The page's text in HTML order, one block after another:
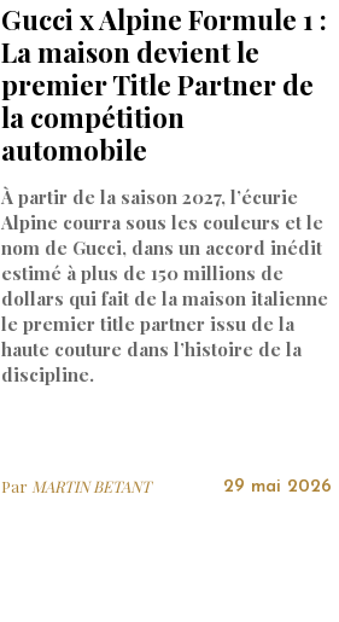
Gucci x Alpine Formule 1 :
La maison devient le
premier Title Partner de
la compétition
automobile
À partir de la saison 2027, l’écurie
Alpine courra sous les couleurs et le
nom de Gucci, dans un accord inédit
estimé à plus de 150 millions de
dollars qui fait de la maison italienne
le premier title partner issu de la
haute couture dans l’histoire de la
discipline.
Par MARTIN BETANT 29 mai 2026